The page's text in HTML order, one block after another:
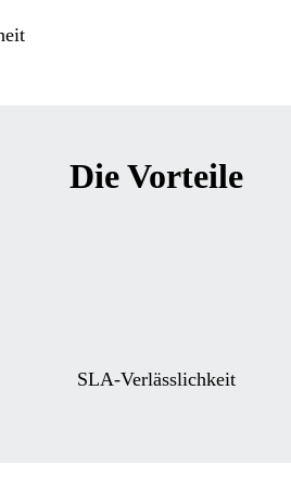
Die Vorteile
SLA-Verlässlichkeit